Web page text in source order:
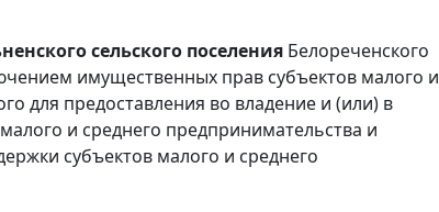
сельского поселения Белореченского
имущественных прав субъектов малого и
для предоставления во владение и (или) в
и среднего предпринимательства и
субъектов малого и среднего